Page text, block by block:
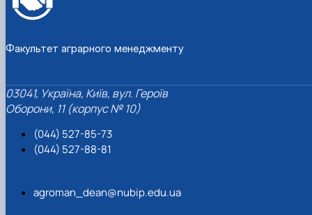
Факультет аграрного менеджменту
03041, Україна, Київ, вул. Героїв
Оборони, 11 (корпус № 10)
(044) 527-85-73
(044) 527-88-81
agroman_dean@nubip.edu.ua